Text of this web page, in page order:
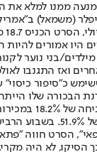
ממנו למלא את
(משמאל)
היו אמורים להיות
בני נוער
ואז התגנבו
כ"סיפור כיסוי"
השני להקרנתו
השלישי ירידה חדה אף יותר
הסרט חווה
הסיקו, לא היה מקרי.